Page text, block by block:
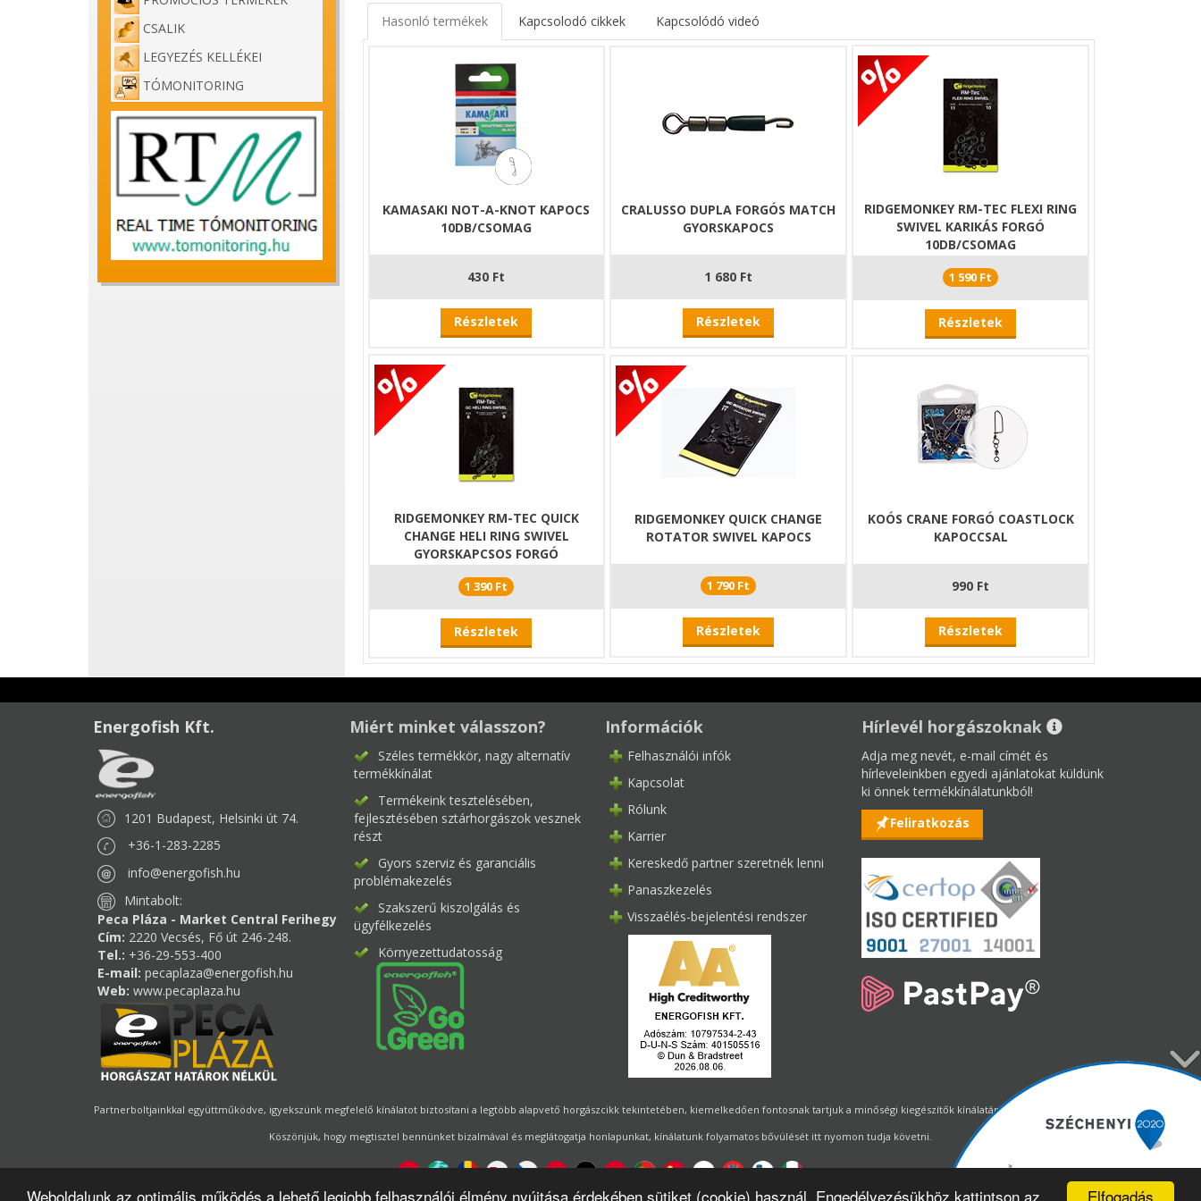
Elfogadás
Weboldalunk az optimális működés a lehető legjobb felhasználói élmény nyújtása érdekében sütiket (cookie) használ. Engedélyezésükhöz kattintson az
CSALIK
LEGYEZÉS KELLÉKEI
TÓMONITORING
Hasonló termékek Kapcsolodó cikkek Kapcsolódó videó
KAMASAKI NOT-A-KNOT KAPOCS
10DB/CSOMAG
430 Ft
Részletek
CRALUSSO DUPLA FORGÓS MATCH
GYORSKAPOCS
1 680 Ft
Részletek
RIDGEMONKEY RM-TEC FLEXI RING
SWIVEL KARIKÁS FORGÓ
10DB/CSOMAG
1 590 Ft
Részletek
RIDGEMONKEY RM-TEC QUICK
CHANGE HELI RING SWIVEL
GYORSKAPCSOS FORGÓ
1 390 Ft
Részletek
RIDGEMONKEY QUICK CHANGE
ROTATOR SWIVEL KAPOCS
1 790 Ft
Részletek
KOÓS CRANE FORGÓ COASTLOCK
KAPOCCSAL
990 Ft
Részletek
Energofish Kft.
1201 Budapest, Helsinki út 74.
+36-1-283-2285
info@energofish.hu
Mintabolt:
Peca Pláza - Market Central Ferihegy
Cím: 2220 Vecsés, Fő út 246-248.
Tel.: +36-29-553-400
E-mail: pecaplaza@energofish.hu
Web: www.pecaplaza.hu
Miért minket válasszon?
Széles termékkör, nagy alternatív
termékkínálat
Termékeink tesztelésében,
fejlesztésében sztárhorgászok vesznek
részt
Gyors szerviz és garanciális
problémakezelés
Szakszerű kiszolgálás és
ügyfélkezelés
Környezettudatosság
Információk
Felhasználói infók
Kapcsolat
Rólunk
Karrier
Kereskedő partner szeretnék lenni
Panaszkezelés
Visszaélés-bejelentési rendszer
Hírlevél horgászoknak
Adja meg nevét, e-mail címét és
hírleveleinkben egyedi ajánlatokat küldünk
ki önnek termékkínálatunkból!
Feliratkozás
Partnerboltjainkkal együttműködve, igyekszünk megfelelő kínálatot biztosítani a legtöbb alapvető horgászcikk tekintetében, kiemelkedően fontosnak tartjuk a minőségi kiegészítők kínálatának állandó biztosítását.
Köszönjük, hogy megtisztel bennünket bizalmával és meglátogatja honlapunkat, kínálatunk folyamatos bővülését itt nyomon tudja követni.